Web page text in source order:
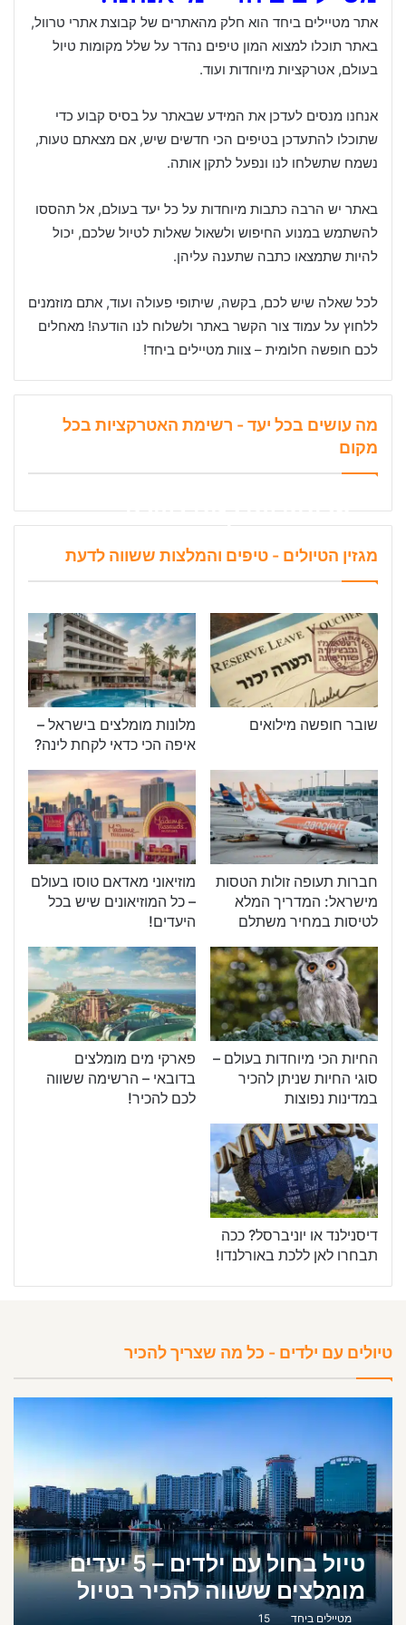
אתר מטיילים ביחד הוא חלק מהאתרים של קבוצת אתרי טרוול,
באתר תוכלו למצוא המון טיפים נהדר על שלל מקומות טיול
בעולם, אטרקציות מיוחדות ועוד.
אנחנו מנסים לעדכן את המידע שבאתר על בסיס קבוע כדי
שתוכלו להתעדכן בטיפים הכי חדשים שיש, אם מצאתם טעות,
נשמח שתשלחו לנו ונפעל לתקן אותה.
באתר יש הרבה כתבות מיוחדות על כל יעד בעולם, אל תהססו
להשתמש במנוע החיפוש ולשאול שאלות לטיול שלכם, יכול
להיות שתמצאו כתבה שתענה עליהן.
לכל שאלה שיש לכם, בקשה, שיתופי פעולה ועוד, אתם מוזמנים
ללחוץ על עמוד צור הקשר באתר ולשלוח לנו הודעה! מאחלים
לכם חופשה חלומית – צוות מטיילים ביחד!
מה עושים בכל יעד - רשימת האטרקציות בכל
מקום
מגזין הטיולים - טיפים והמלצות ששווה לדעת
מלונות עם קזינו בעולם –
שובר חופשה מילואים
מלונות מומלצים בישראל –
איפה הכי כדאי לקחת לינה?
חברות תעופה זולות הטסות
מישראל: המדריך המלא
לטיסות במחיר משתלם
מוזיאוני מאדאם טוסו בעולם
– כל המוזיאונים שיש בכל
היעדים!
החיות הכי מיוחדות בעולם –
סוגי החיות שניתן להכיר
במדינות נפוצות
פארקי מים מומלצים
בדובאי – הרשימה ששווה
לכם להכיר!
דיסנילנד או יוניברסל? ככה
תבחרו לאן ללכת באורלנדו!
טיולים עם ילדים - כל מה שצריך להכיר
טיול בחול עם ילדים – 5 יעדים
מומלצים ששווה להכיר בטיול
שלכם!
מטיילים ביחד 15